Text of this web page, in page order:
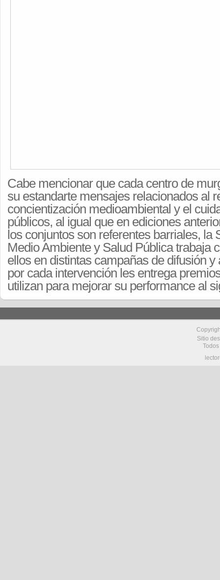
Cabe mencionar que cada centro de
su estandarte mensajes relacionados al
concientización medioambiental y el
públicos, al igual que en ediciones
los conjuntos son referentes barriales, la
Medio Ambiente y Salud Pública trabaja
ellos en distintas campañas de difusión y
por cada intervención les entrega
utilizan para mejorar su performance al
Sitio